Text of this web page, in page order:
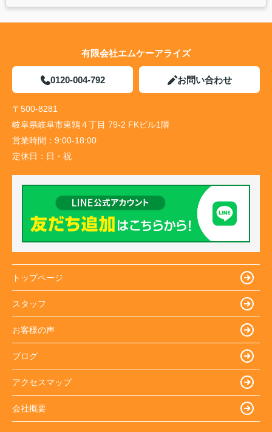
有限会社エムケーアライズ
0120-004-792 お問い合わせ
〒500-8281
岐阜県岐阜市東鶉４丁目 79-2 FKビル1階
営業時間： 9:00-18:00
定休日： 日・祝
トップページ
スタッフ
お客様の声
ブログ
アクセスマップ
会社概要